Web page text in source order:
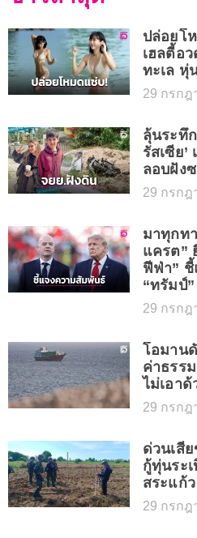
ปล่อยโ
เฮลตี้อ
ทะเล หุ่
29 กรกฎ
ลุ้นระทึ
รัสเซีย’
ลอบฝัง
29 กรกฎ
มาทุกท
แครต”
ฟีฟ่า”
“ทรัมป์”
29 กรกฎ
โอมาน
ค่าธรร
ไม่เอาด้
29 กรกฎ
ด่วนเสี
กู้ทุ่นระ
สระแก้ว
29 กรกฎ